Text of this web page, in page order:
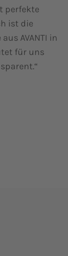
perfekte
ist die
AVANTI in
für uns